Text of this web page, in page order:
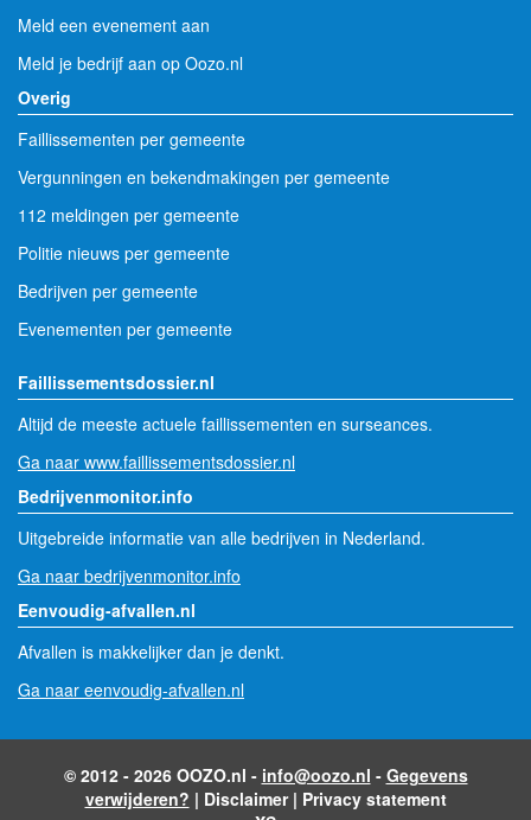
Meld een evenement aan
Meld je bedrijf aan op Oozo.nl
Overig
Faillissementen per gemeente
Vergunningen en bekendmakingen per gemeente
112 meldingen per gemeente
Politie nieuws per gemeente
Bedrijven per gemeente
Evenementen per gemeente
Faillissementsdossier.nl
Altijd de meeste actuele faillissementen en surseances.
Ga naar www.faillissementsdossier.nl
Bedrijvenmonitor.info
Uitgebreide informatie van alle bedrijven in Nederland.
Ga naar bedrijvenmonitor.info
Eenvoudig-afvallen.nl
Afvallen is makkelijker dan je denkt.
Ga naar eenvoudig-afvallen.nl
© 2012 - 2026 OOZO.nl - info@oozo.nl - Gegevens
verwijderen? | Disclaimer| Privacy statement